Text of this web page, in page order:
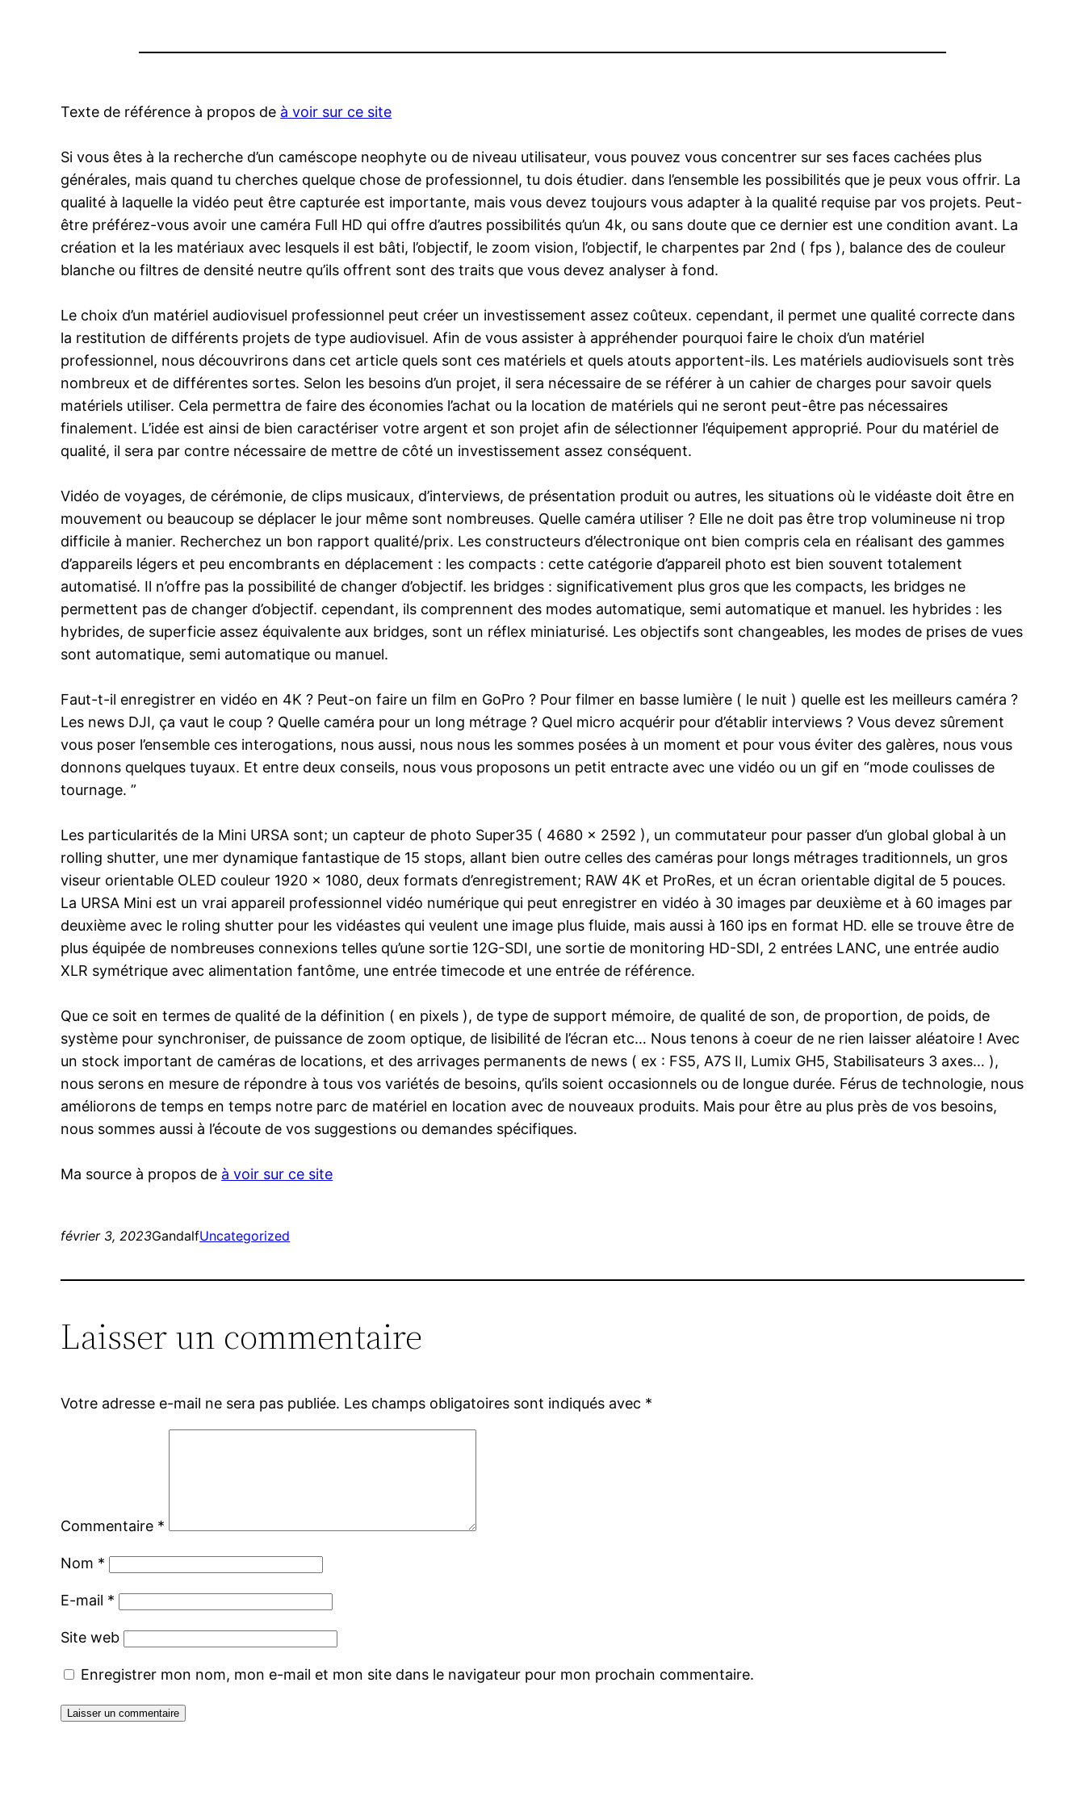
Texte de référence à propos de à voir sur ce site
Si vous êtes à la recherche d’un caméscope neophyte ou de niveau utilisateur, vous pouvez vous concentrer sur ses faces cachées plus
générales, mais quand tu cherches quelque chose de professionnel, tu dois étudier. dans l’ensemble les possibilités que je peux vous offrir. La
qualité à laquelle la vidéo peut être capturée est importante, mais vous devez toujours vous adapter à la qualité requise par vos projets. Peut-
être préférez-vous avoir une caméra Full HD qui offre d’autres possibilités qu’un 4k, ou sans doute que ce dernier est une condition avant. La
création et la les matériaux avec lesquels il est bâti, l’objectif, le zoom vision, l’objectif, le charpentes par 2nd ( fps ), balance des de couleur
blanche ou filtres de densité neutre qu’ils offrent sont des traits que vous devez analyser à fond.
Le choix d’un matériel audiovisuel professionnel peut créer un investissement assez coûteux. cependant, il permet une qualité correcte dans
la restitution de différents projets de type audiovisuel. Afin de vous assister à appréhender pourquoi faire le choix d’un matériel
professionnel, nous découvrirons dans cet article quels sont ces matériels et quels atouts apportent-ils. Les matériels audiovisuels sont très
nombreux et de différentes sortes. Selon les besoins d’un projet, il sera nécessaire de se référer à un cahier de charges pour savoir quels
matériels utiliser. Cela permettra de faire des économies l’achat ou la location de matériels qui ne seront peut-être pas nécessaires
finalement. L’idée est ainsi de bien caractériser votre argent et son projet afin de sélectionner l’équipement approprié. Pour du matériel de
qualité, il sera par contre nécessaire de mettre de côté un investissement assez conséquent.
Vidéo de voyages, de cérémonie, de clips musicaux, d’interviews, de présentation produit ou autres, les situations où le vidéaste doit être en
mouvement ou beaucoup se déplacer le jour même sont nombreuses. Quelle caméra utiliser ? Elle ne doit pas être trop volumineuse ni trop
difficile à manier. Recherchez un bon rapport qualité/prix. Les constructeurs d’électronique ont bien compris cela en réalisant des gammes
d’appareils légers et peu encombrants en déplacement : les compacts : cette catégorie d’appareil photo est bien souvent totalement
automatisé. Il n’offre pas la possibilité de changer d’objectif. les bridges : significativement plus gros que les compacts, les bridges ne
permettent pas de changer d’objectif. cependant, ils comprennent des modes automatique, semi automatique et manuel. les hybrides : les
hybrides, de superficie assez équivalente aux bridges, sont un réflex miniaturisé. Les objectifs sont changeables, les modes de prises de vues
sont automatique, semi automatique ou manuel.
Faut-t-il enregistrer en vidéo en 4K ? Peut-on faire un film en GoPro ? Pour filmer en basse lumière ( le nuit ) quelle est les meilleurs caméra ?
Les news DJI, ça vaut le coup ? Quelle caméra pour un long métrage ? Quel micro acquérir pour d’établir interviews ? Vous devez sûrement
vous poser l’ensemble ces interogations, nous aussi, nous nous les sommes posées à un moment et pour vous éviter des galères, nous vous
donnons quelques tuyaux. Et entre deux conseils, nous vous proposons un petit entracte avec une vidéo ou un gif en “mode coulisses de
tournage. ”
Les particularités de la Mini URSA sont; un capteur de photo Super35 ( 4680 x 2592 ), un commutateur pour passer d’un global global à un
rolling shutter, une mer dynamique fantastique de 15 stops, allant bien outre celles des caméras pour longs métrages traditionnels, un gros
viseur orientable OLED couleur 1920 x 1080, deux formats d’enregistrement; RAW 4K et ProRes, et un écran orientable digital de 5 pouces.
La URSA Mini est un vrai appareil professionnel vidéo numérique qui peut enregistrer en vidéo à 30 images par deuxième et à 60 images par
deuxième avec le roling shutter pour les vidéastes qui veulent une image plus fluide, mais aussi à 160 ips en format HD. elle se trouve être de
plus équipée de nombreuses connexions telles qu’une sortie 12G-SDI, une sortie de monitoring HD-SDI, 2 entrées LANC, une entrée audio
XLR symétrique avec alimentation fantôme, une entrée timecode et une entrée de référence.
Que ce soit en termes de qualité de la définition ( en pixels ), de type de support mémoire, de qualité de son, de proportion, de poids, de
système pour synchroniser, de puissance de zoom optique, de lisibilité de l’écran etc… Nous tenons à coeur de ne rien laisser aléatoire ! Avec
un stock important de caméras de locations, et des arrivages permanents de news ( ex : FS5, A7S II, Lumix GH5, Stabilisateurs 3 axes… ),
nous serons en mesure de répondre à tous vos variétés de besoins, qu’ils soient occasionnels ou de longue durée. Férus de technologie, nous
améliorons de temps en temps notre parc de matériel en location avec de nouveaux produits. Mais pour être au plus près de vos besoins,
nous sommes aussi à l’écoute de vos suggestions ou demandes spécifiques.
Ma source à propos de à voir sur ce site
février 3, 2023GandalfUncategorized
Laisser un commentaire
Votre adresse e-mail ne sera pas publiée. Les champs obligatoires sont indiqués avec *
Commentaire *
Nom *
E-mail *
Site web
Enregistrer mon nom, mon e-mail et mon site dans le navigateur pour mon prochain commentaire.